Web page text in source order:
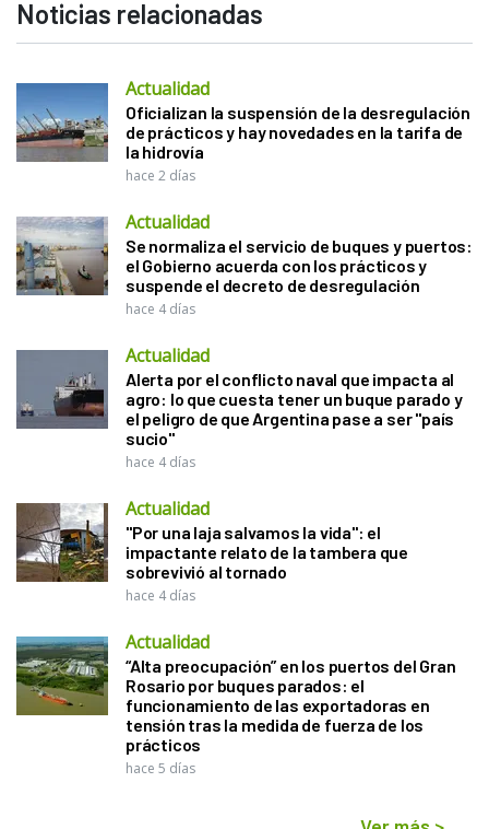
Noticias relacionadas
Actualidad
Oficializan la suspensión de la desregulación
de prácticos y hay novedades en la tarifa de
la hidrovía
hace 2 días
Actualidad
Se normaliza el servicio de buques y puertos:
el Gobierno acuerda con los prácticos y
suspende el decreto de desregulación
hace 4 días
Actualidad
Alerta por el conflicto naval que impacta al
agro: lo que cuesta tener un buque parado y
el peligro de que Argentina pase a ser "país
sucio"
hace 4 días
Actualidad
"Por una laja salvamos la vida": el
impactante relato de la tambera que
sobrevivió al tornado
hace 4 días
Actualidad
“Alta preocupación” en los puertos del Gran
Rosario por buques parados: el
funcionamiento de las exportadoras en
tensión tras la medida de fuerza de los
prácticos
hace 5 días